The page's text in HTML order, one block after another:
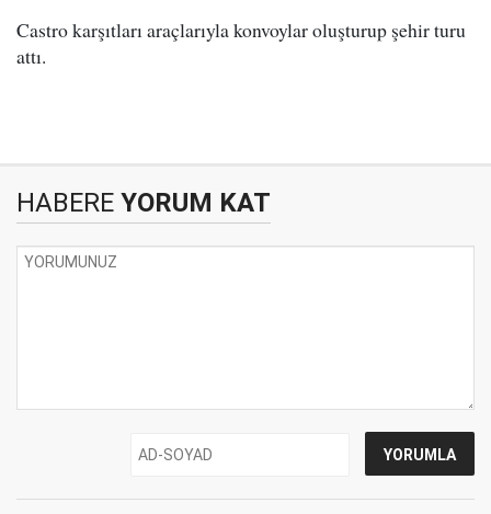
Castro karşıtları araçlarıyla konvoylar oluşturup şehir turu
attı.
HABERE YORUM KAT